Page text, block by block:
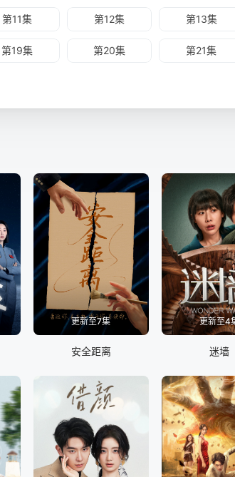
第11集 第12集 第13集
第19集 第20集 第21集
更新至7集
安全距离
更新至4
迷墙